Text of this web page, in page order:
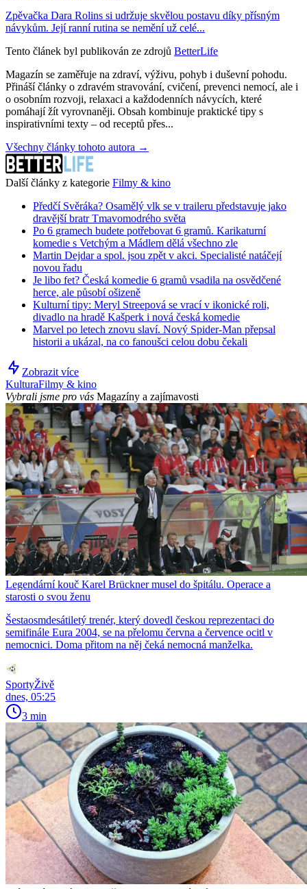
Zpěvačka Dara Rolins si udržuje skvělou postavu díky přísným
návykům. Její ranní rutina se nemění už celé...
Tento článek byl publikován ze zdrojů BetterLife
Magazín se zaměřuje na zdraví, výživu, pohyb i duševní pohodu.
Přináší články o zdravém stravování, cvičení, prevenci nemocí, ale i
o osobním rozvoji, relaxaci a každodenních návycích, které
pomáhají žít vyrovnaněji. Obsah kombinuje praktické tipy s
inspirativními texty – od receptů přes...
Všechny články tohoto autora →
Další články z kategorie Filmy & kino
Předčí Svěráka? Osamělý vlk se v traileru představuje jako
dravější bratr Tmavomodrého světa
Po 6 gramech budete potřebovat 6 gramů. Karikaturní
komedie s Vetchým a Mádlem dělá všechno zle
Martin Dejdar a spol. jsou zpět v akci. Specialisté natáčejí
novou řadu
Je libo fet? Česká komedie 6 gramů vsadila na osvědčené
herce, ale působí ošizeně
Kulturní tipy: Meryl Streepová se vrací v ikonické roli,
divadlo na hradě Kašperk i nová česká komedie
Marvel po letech znovu slaví. Nový Spider-Man přepsal
historii a ukázal, na co fanoušci celou dobu čekali
Zobrazit více
KulturaFilmy & kino
Vybrali jsme pro vás Magazíny a zajímavosti
Legendární kouč Karel Brückner musel do špitálu. Operace a
starosti o svou ženu
Šestaosmdesátiletý trenér, který dovedl českou reprezentaci do
semifinále Eura 2004, se na přelomu června a července ocitl v
nemocnici. Doma přitom na něj čeká nemocná manželka.
SportyŽivě
dnes, 05:25
3 min